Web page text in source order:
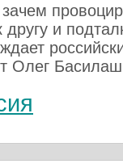
другу и
Олег